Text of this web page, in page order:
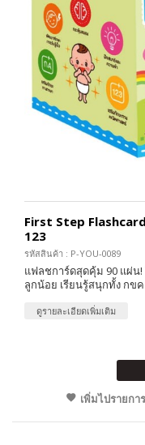
First Step
123
รหัสสินค้า : P-YOU-0089
แฟลชการ์ดสุดคุ้ม 90 แผ่น
ลูกน้อย เรียนรู้สนุกทั้ง กข
ดูรายละเอียดเพิ่มเติม
เพิ่มไปรายกา